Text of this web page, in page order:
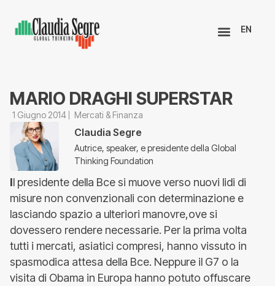
EN
MARIO DRAGHI SUPERSTAR
1 Giugno 2014 Mercati & Finanza
Claudia Segre
Autrice, speaker, e presidente della Global
Thinking Foundation
Il presidente della Bce si muove verso nuovi lidi di
misure non convenzionali con determinazione e
lasciando spazio a ulteriori manovre,ove si
dovessero rendere necessarie. Per la prima volta
tutti i mercati, asiatici compresi, hanno vissuto in
spasmodica attesa della Bce. Neppure il G7 o la
visita di Obama in Europa hanno potuto offuscare